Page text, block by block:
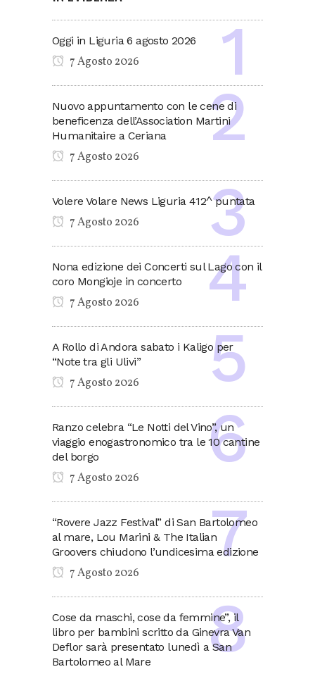
Oggi in Liguria 6 agosto 2026
7 Agosto 2026
Nuovo appuntamento con le cene di
beneficenza dell’Association Martini
Humanitaire a Ceriana
7 Agosto 2026
Volere Volare News Liguria 412^ puntata
7 Agosto 2026
Nona edizione dei Concerti sul Lago con il
coro Mongioje in concerto
7 Agosto 2026
A Rollo di Andora sabato i Kaligo per
“Note tra gli Ulivi”
7 Agosto 2026
Ranzo celebra “Le Notti del Vino”, un
viaggio enogastronomico tra le 10 cantine
del borgo
7 Agosto 2026
“Rovere Jazz Festival” di San Bartolomeo
al mare, Lou Marini & The Italian
Groovers chiudono l’undicesima edizione
7 Agosto 2026
Cose da maschi, cose da femmine”, il
libro per bambini scritto da Ginevra Van
Deflor sarà presentato lunedì a San
Bartolomeo al Mare